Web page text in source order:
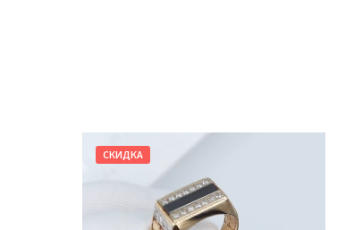
СКИДКА